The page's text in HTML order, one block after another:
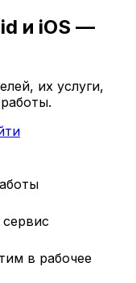
и iOS —
их услуги,
в рабочее